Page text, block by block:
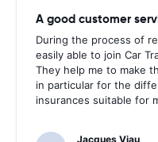
A good customer
During the process of
easily able to join Car
They help me to make
in particular for the
insurances suitable for
Jacques Viau